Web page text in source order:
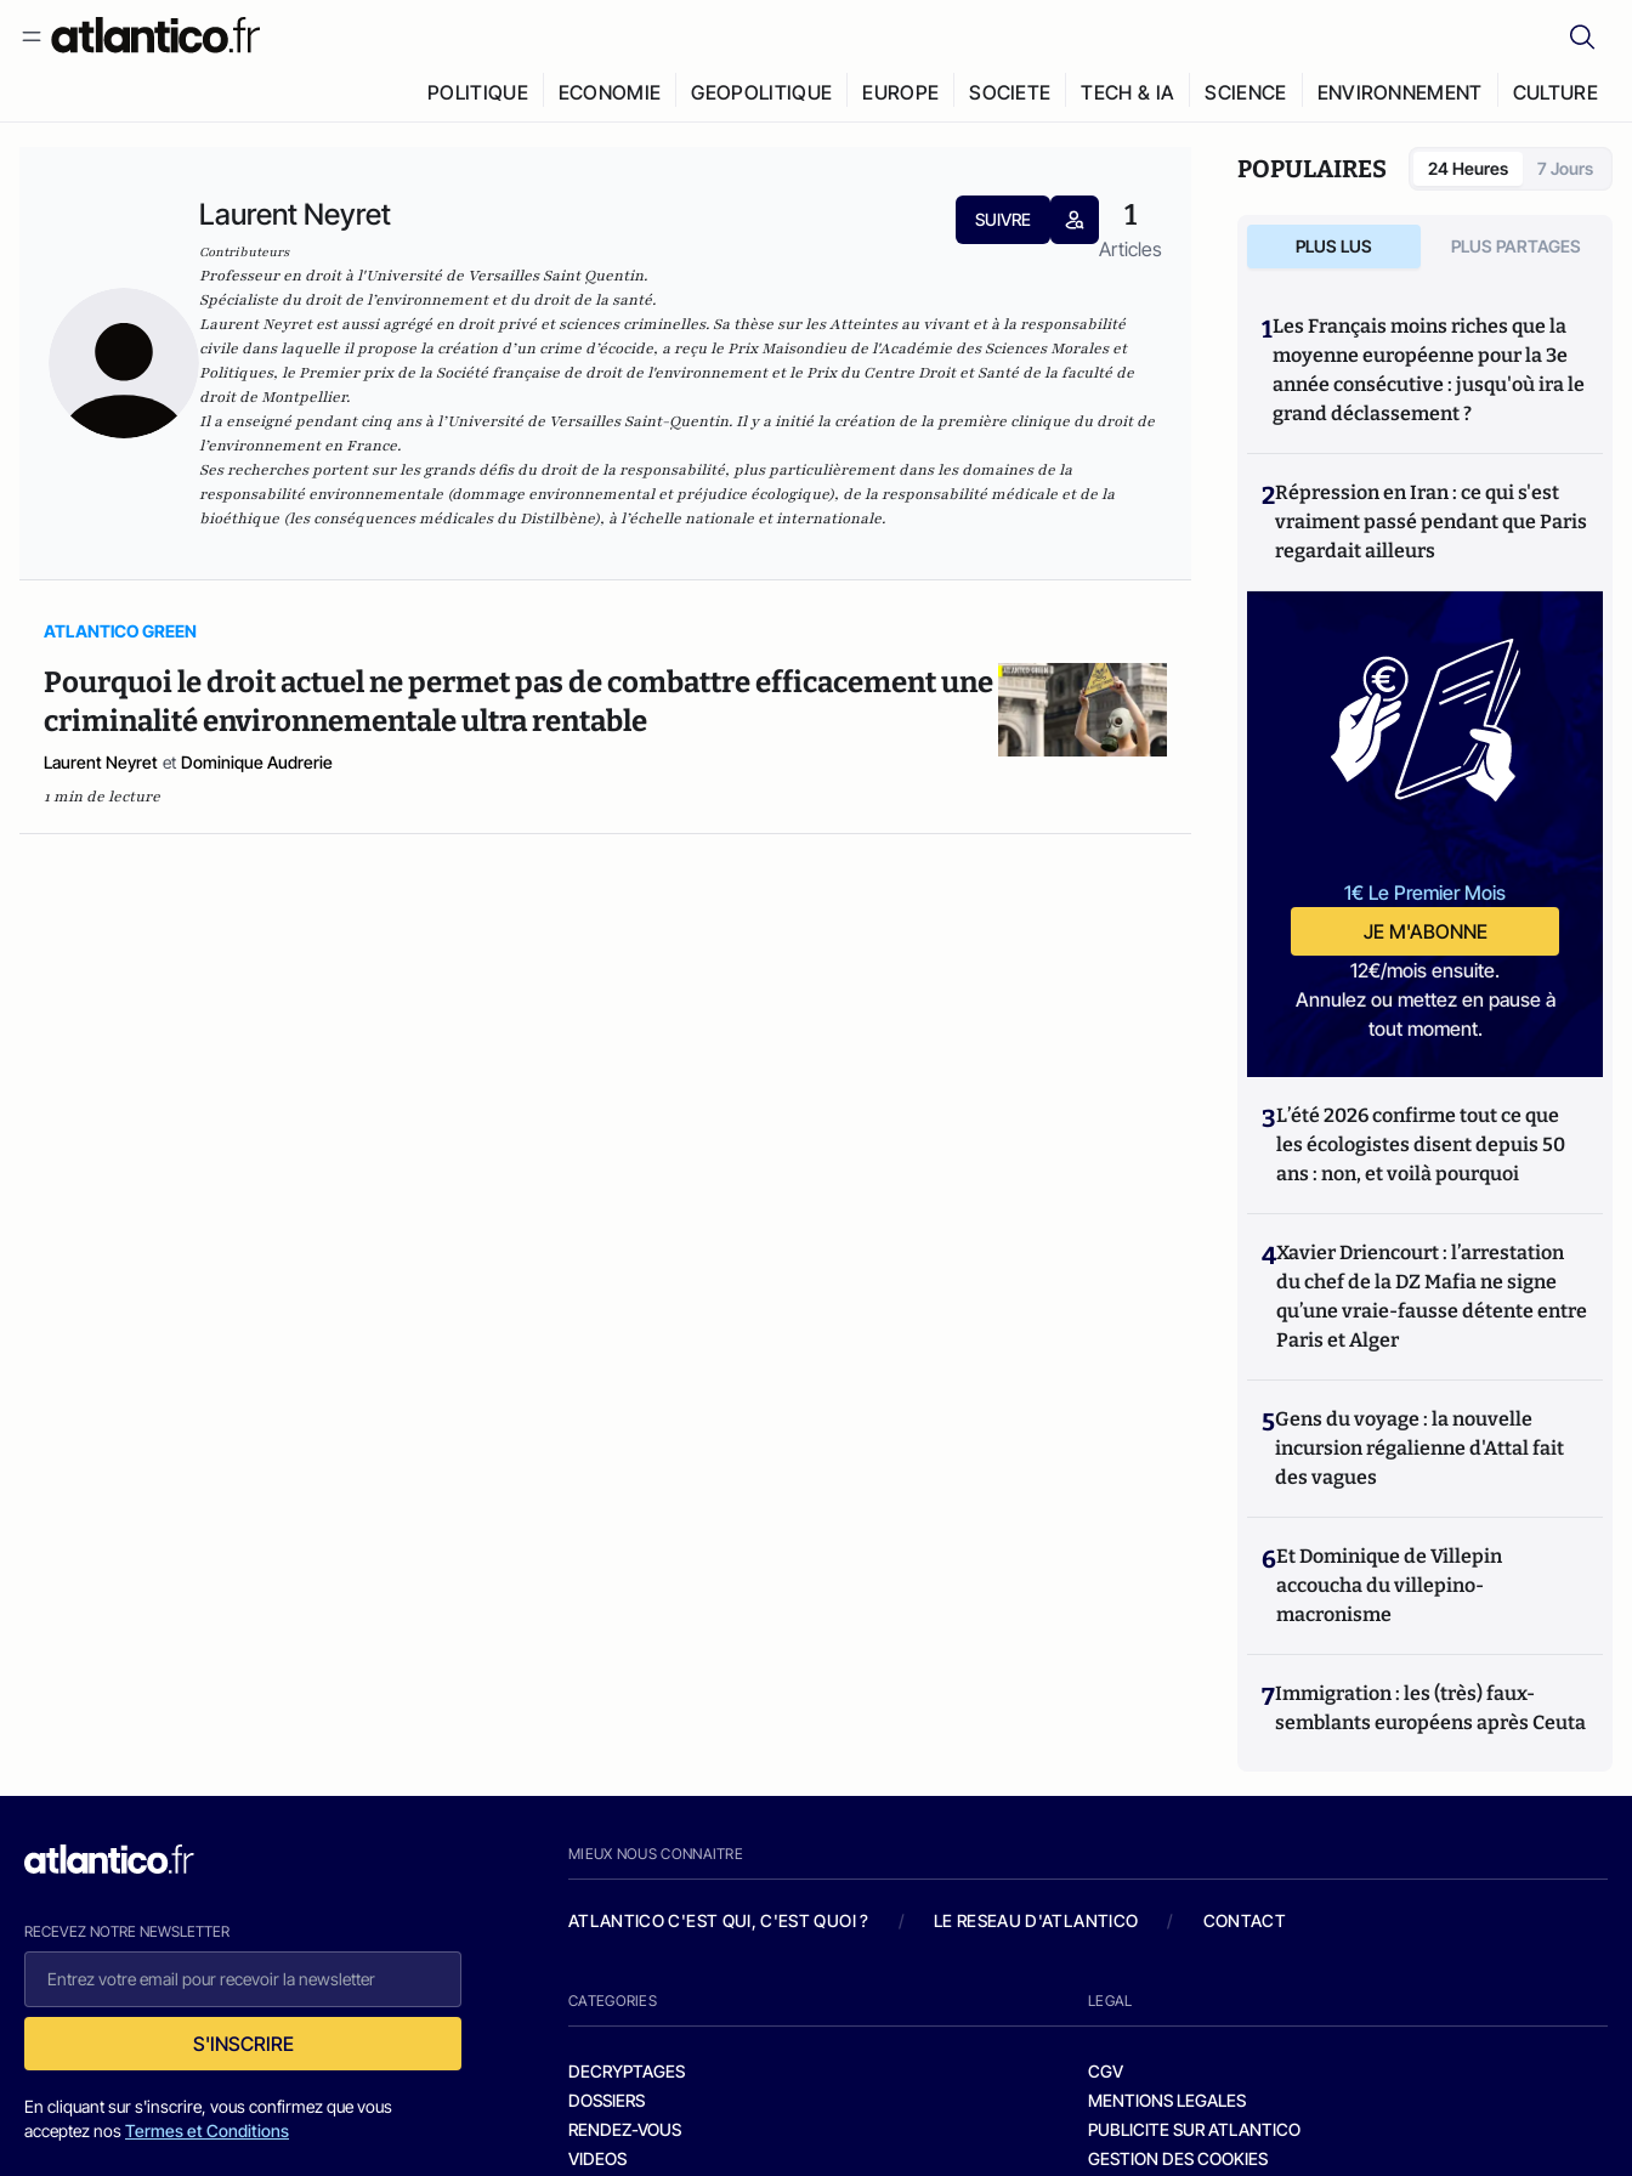
POLITIQUE ECONOMIE GEOPOLITIQUE EUROPE SOCIETE TECH & IA SCIENCE ENVIRONNEMENT CULTURE
Laurent Neyret
Contributeurs
SUIVRE 1
Articles
Professeur en droit à l'Université de Versailles Saint Quentin.
Spécialiste du droit de l’environnement et du droit de la santé.
Laurent Neyret est aussi agrégé en droit privé et sciences criminelles. Sa thèse sur lesAtteintes au vivant et à la responsabilité
civile dans laquelle il propose la création d’un crime d’écocide, a reçu le Prix Maisondieu de l'Académie des Sciences Morales et
Politiques, le Premier prix de la Société française de droit de l'environnement et le Prix du Centre Droit et Santé de la faculté de
droit de Montpellier.
Il a enseigné pendant cinq ans à l’Université de Versailles Saint-Quentin. Il y a initié la création de la première clinique du droit de
l’environnementen France.
Ses recherches portent sur les grands défis du droit de la responsabilité, plus particulièrement dans les domaines de la
responsabilité environnementale (dommage environnemental et préjudice écologique), de la responsabilité médicale et de la
bioéthique (les conséquences médicales du Distilbène), à l’échelle nationale et internationale.
ATLANTICO GREEN
Pourquoi le droit actuel ne permet pas de combattre efficacement une
criminalité environnementale ultra rentable
Laurent Neyret et Dominique Audrerie
1 min de lecture
POPULAIRES 24 Heures 7 Jours
PLUS LUS PLUS PARTAGES
1Les Français moins riches que la
moyenne européenne pour la 3e
année consécutive : jusqu'où ira le
grand déclassement ?
2Répression en Iran : ce qui s'est
vraiment passé pendant que Paris
regardait ailleurs
1€ Le Premier Mois
JE M'ABONNE
12€/mois ensuite.
Annulez ou mettez en pause à
tout moment.
3L’été 2026 confirme tout ce que
les écologistes disent depuis 50
ans : non, et voilà pourquoi
4Xavier Driencourt : l’arrestation
du chef de la DZ Mafia ne signe
qu’une vraie-fausse détente entre
Paris et Alger
5Gens du voyage : la nouvelle
incursion régalienne d'Attal fait
des vagues
6Et Dominique de Villepin
accoucha du villepino-
macronisme
7Immigration : les (très) faux-
semblants européens après Ceuta
RECEVEZ NOTRE NEWSLETTER
S'INSCRIRE
En cliquant sur s'inscrire, vous confirmez que vous
acceptez nosTermes et Conditions
MIEUX NOUS CONNAITRE
ATLANTICO C'EST QUI, C'EST QUOI ? / LE RESEAU D'ATLANTICO / CONTACT
CATEGORIES
DECRYPTAGES
DOSSIERS
RENDEZ-VOUS
VIDEOS
LEGAL
CGV
MENTIONS LEGALES
PUBLICITE SUR ATLANTICO
GESTION DES COOKIES